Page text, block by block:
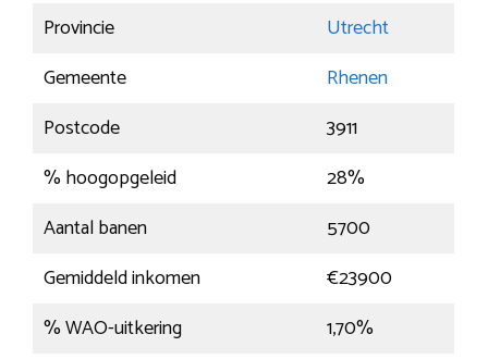
Provincie
Utrecht
Gemeente
Rhenen
Postcode
3911
% hoogopgeleid
28%
Aantal banen
5700
Gemiddeld inkomen
€23900
% WAO-uitkering
1,70%